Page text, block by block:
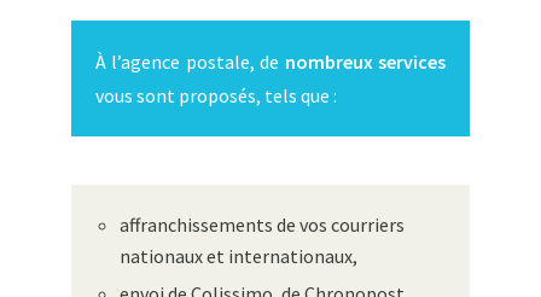
À l’agence postale, de nombreux services
vous sont proposés, tels que :
affranchissements de vos courriers
nationaux et internationaux,